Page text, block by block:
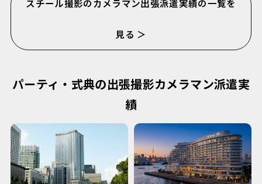
スチール撮影のカメラマン出張派遣実績の一覧を
見る ＞
パーティ・式典の出張撮影カメラマン派遣実
績